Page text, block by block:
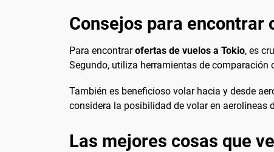
Consejos para encontrar
Para encontrarofertas de vuelos a Tokio, es
Segundo, utiliza herramientas de comparación
También es beneficioso volar hacia y desde
considera la posibilidad de volar en aerolíneas
Las mejores cosas que